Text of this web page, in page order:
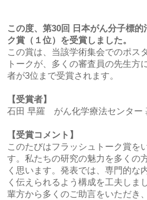
この度、第30回 日本がん分子標
ク賞（１位）を受賞しました。
この賞は、当該学術集会でのポス
トークが、多くの審査員の先生方
者が3位まで受賞されます。
【受賞者】
石田 早羅 がん化学療法センター
【受賞コメント】
このたびはフラッシュトーク賞を
す。私たちの研究の魅力を多くの
く思います。発表では、専門的な
く伝えられるよう構成を工夫しま
輩方から多くのご助言をいただき